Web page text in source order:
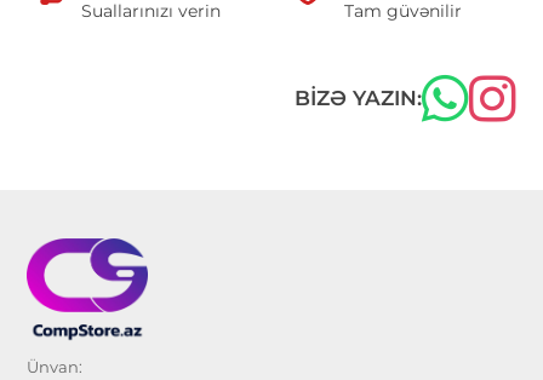
Suallarınızı verin Tam güvənilir
BIZƏ YAZIN:
Ünvan: